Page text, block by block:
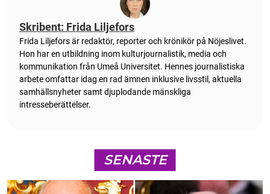
Skribent: Frida Liljefors
Frida Liljefors är redaktör, reporter och krönikör på Nöjeslivet.
Hon har en utbildning inom kulturjournalistik, media och
kommunikation från Umeå Universitet. Hennes journalistiska
arbete omfattar idag en rad ämnen inklusive livsstil, aktuella
samhällsnyheter samt djuplodande mänskliga
intresseberättelser.
SENASTE